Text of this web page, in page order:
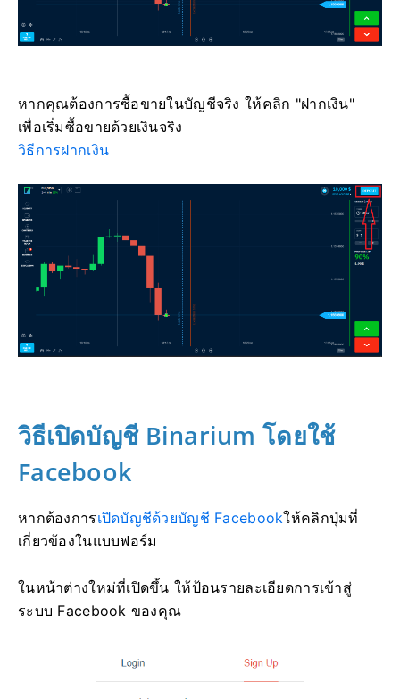
หากคุณต้องการซื้อขายในบัญชีจริง ให้คลิก "ฝากเงิน"
เพื่อเริ่มซื้อขายด้วยเงินจริง
วิธีการฝากเงิน
วิธีเปิดบัญชี Binarium โดยใช้
Facebook
หากต้องการเปิดบัญชีด้วยบัญชี Facebookให้คลิกปุ่มที่
เกี่ยวข้องในแบบฟอร์ม
ในหน้าต่างใหม่ที่เปิดขึ้น ให้ป้อนรายละเอียดการเข้าสู่
ระบบ Facebook ของคุณ